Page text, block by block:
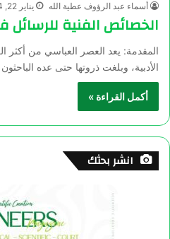
أسماء عبد الرؤوف عطية الله يناير 22, 2024
الخصائص الفنية
المقدمة: يعد العصر العباسي من أكثر
الأدبية، وبلغت ذروتها حتى عده
أكمل القراءة »
انشر بحثك